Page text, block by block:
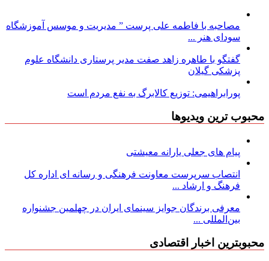
مصاحبه با فاطمه علی پرست ” مدیریت و موسس آموزشگاه
سودای هنر ...
گفتگو با طاهره زاهد صفت مدیر پرستاری دانشگاه علوم
پزشکی گیلان
پورابراهیمی: توزیع کالابرگ به نفع مردم است
محبوب ترین ویدیوها
پیام های جعلی یارانه معیشتی
انتصاب سرپرست معاونت فرهنگی و رسانه ای اداره کل
فرهنگ و ارشاد ...
معرفی برندگان جوایز سینمای ایران در چهلمین جشنواره
بین‌المللی ...
محبوبترین اخبار اقتصادی